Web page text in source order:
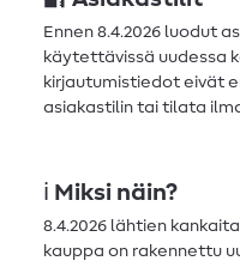
Ennen 8.4.2026 luodut
käytettävissä uudessa
kirjautumistiedot eivät
asiakastilin tai tilata
ℹ️ Miksi näin?
8.4.2026 lähtien
kauppa on rakennettu